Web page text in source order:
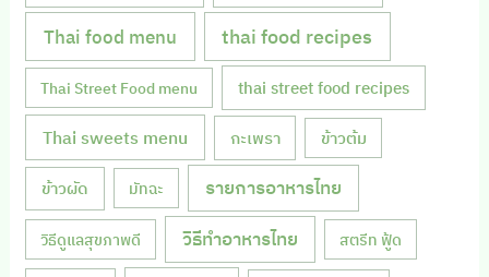
Thai food menu thai food recipes
Thai Street Food menu thai street food recipes
Thai sweets menu กะเพรา ข้าวต้ม
ข้าวผัด มัทฉะ รายการอาหารไทย
วิธีดูแลสุขภาพดี วิธีทำอาหารไทย สตรีท ฟู้ด